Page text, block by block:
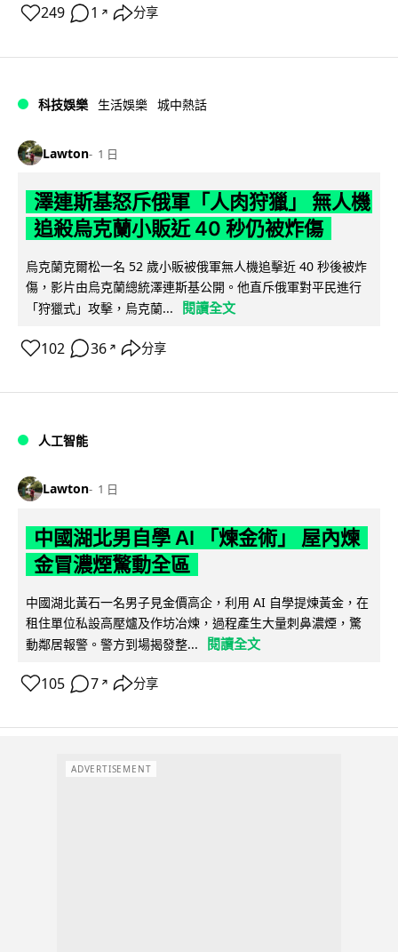
249 1 ↗ 分享
科技娛樂 生活娛樂 城中熱話
Lawton 1 日
澤連斯基怒斥俄軍「人肉狩獵」 無人機
追殺烏克蘭小販近 40 秒仍被炸傷
烏克蘭克爾松一名 52 歲小販被俄軍無人機追擊近 40 秒後被炸
傷，影片由烏克蘭總統澤連斯基公開。他直斥俄軍對平民進行
「狩獵式」攻擊，烏克蘭...
閱讀全文
102 36 ↗ 分享
人工智能
Lawton 1 日
中國湖北男自學 AI 「煉金術」 屋內煉
金冒濃煙驚動全區
中國湖北黃石一名男子見金價高企，利用 AI 自學提煉黃金，在
租住單位私設高壓爐及作坊冶煉，過程產生大量刺鼻濃煙，驚
動鄰居報警。警方到場揭發整...
閱讀全文
105 7 ↗ 分享
ADVERTISEMENT